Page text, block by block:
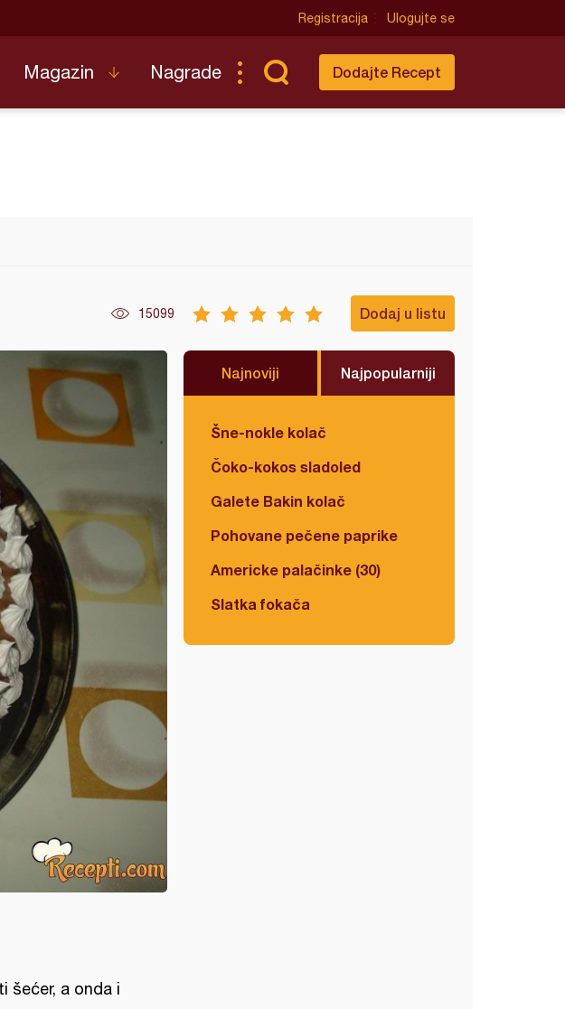
Registracija Ulogujte se
Magazin Nagrade Dodajte Recept
15099 Dodaj u listu
Najnoviji Najpopularniji
Šne-nokle kolač
Čoko-kokos sladoled
Galete Bakin kolač
Pohovane pečene paprike
Americke palačinke (30)
Slatka fokača
šećer, a onda i